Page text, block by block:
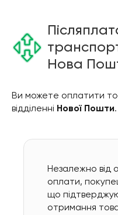
Нова
Ви можете оплатити
відділенні Нової Пошти.
Незалежно від
оплати,
що
отримання